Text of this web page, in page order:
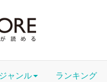
ジャンル ランキング